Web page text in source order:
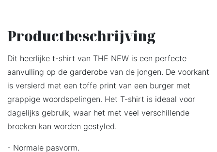
Productbeschrijving
Dit heerlijke t-shirt van THE NEW is een perfecte
aanvulling op de garderobe van de jongen. De voorkant
is versierd met een toffe print van een burger met
grappige woordspelingen. Het T-shirt is ideaal voor
dagelijks gebruik, waar het met veel verschillende
broeken kan worden gestyled.
- Normale pasvorm.